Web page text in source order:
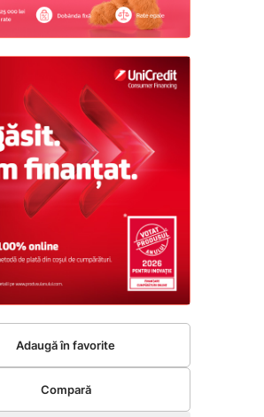
Adaugă în favorite
Compară